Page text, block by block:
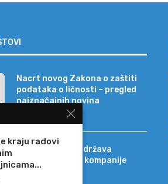
Nacrt novog Zakona o zaštiti
podataka o ličnosti – pregled
najznačajnih novina
Banca Intesa podržava
strateški razvoj kompanije
kraju radovi